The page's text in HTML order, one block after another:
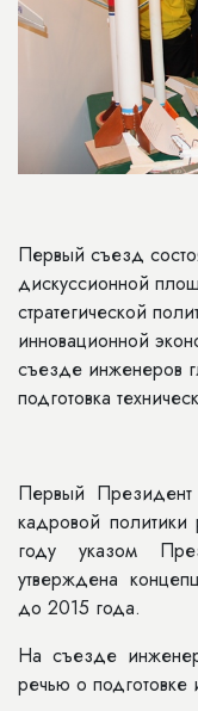
Первый съезд
дискуссионной
стратегической
инновационной
съезде инженеров
подготовка
Первый
кадровой
году указом
утверждена
до 2015 года.
На съезде
речью о